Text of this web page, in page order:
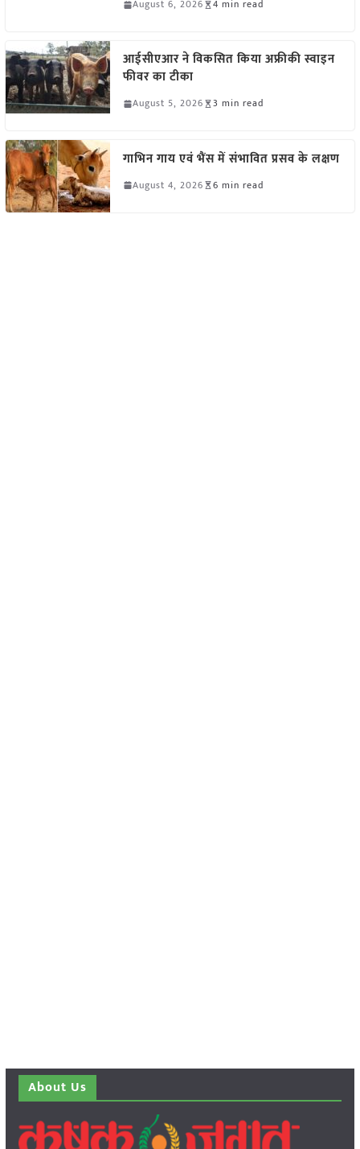
August 6, 2026 4 min read
आईसीएआर ने विकसित किया अफ्रीकी स्वाइन
फीवर का टीका
August 5, 2026 3 min read
गाभिन गाय एवं भैंस में संभावित प्रसव के लक्षण
August 4, 2026 6 min read
About Us